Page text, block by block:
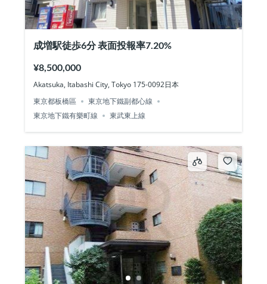
成増駅徒歩6分 表面投報率7.20%
¥8,500,000
Akatsuka, Itabashi City, Tokyo 175-0092日本
東京都板橋區
東京地下鐵副都心線
東京地下鐵有樂町線
東武東上線